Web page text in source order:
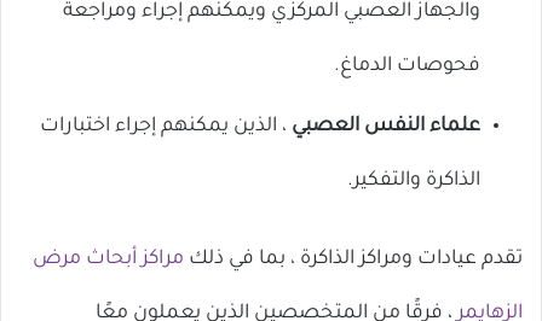
والجهاز العصبي المركزي ويمكنهم إجراء ومراجعة
فحوصات الدماغ.
علماء النفس العصبي ، الذين يمكنهم إجراء اختبارات
الذاكرة والتفكير.
تقدم عيادات ومراكز الذاكرة ، بما في ذلك مراكز أبحاث مرض
الزهايمر ، فرقًا من المتخصصين الذين يعملون معًا